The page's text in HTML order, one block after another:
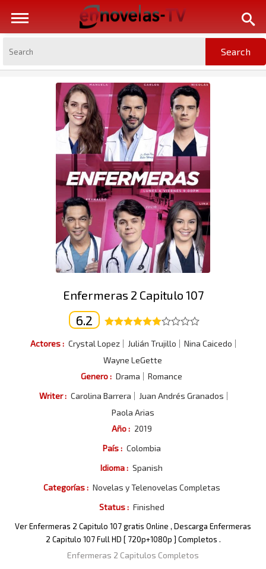
Enfermeras 2 Capitulo 107
6.2
Actores : Crystal Lopez Julián Trujillo
Nina Caicedo
Wayne LeGette
Genero : Drama
Romance
Writer : Carolina Barrera
Juan Andrés Granados
Paola Arias
Año : 2019
País : Colombia
Idioma : Spanish
Categorías : Novelas y Telenovelas Completas
Status : Finished
Ver Enfermeras 2 Capitulo 107 gratis Online , Descarga Enfermeras
2 Capitulo 107 Full HD [ 720p+1080p ] Completos .
Enfermeras 2 Capitulos Completos